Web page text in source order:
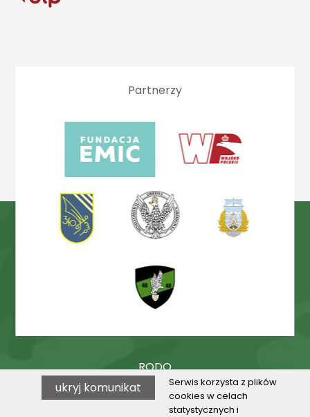
Partnerzy
RODO
Procedury
Serwis korzysta z plików
cookies w celach
statystycznych i
ukryj komunikat